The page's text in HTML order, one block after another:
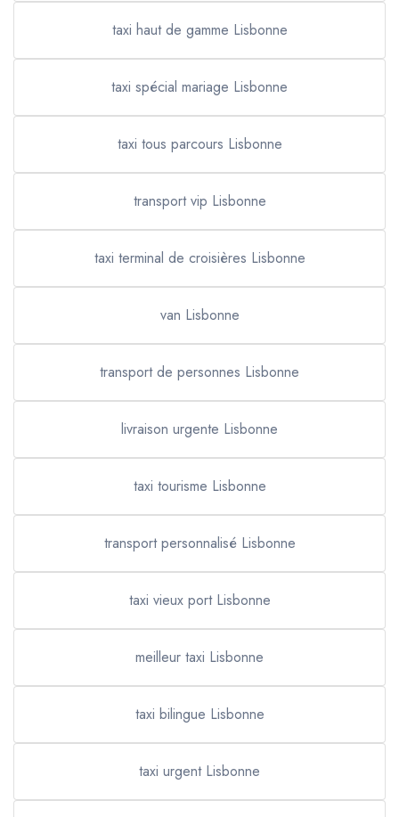
taxi haut de gamme Lisbonne
taxi spécial mariage Lisbonne
taxi tous parcours Lisbonne
transport vip Lisbonne
taxi terminal de croisières Lisbonne
van Lisbonne
transport de personnes Lisbonne
livraison urgente Lisbonne
taxi tourisme Lisbonne
transport personnalisé Lisbonne
taxi vieux port Lisbonne
meilleur taxi Lisbonne
taxi bilingue Lisbonne
taxi urgent Lisbonne